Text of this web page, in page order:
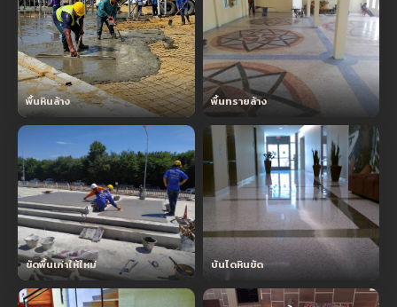
พื้นหินล้าง พื้นทรายล้าง
ขัดพื้นเก่าให้ใหม่ บันไดหินขัด